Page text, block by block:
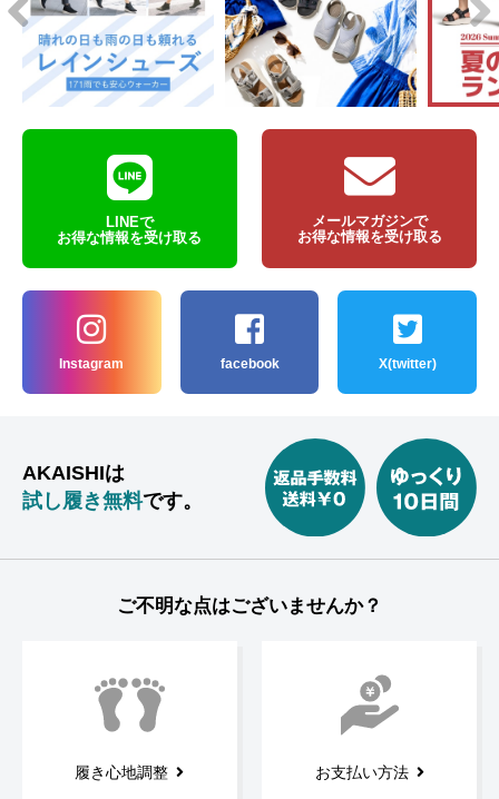
LINEで
お得な情報を受け取る
メールマガジンで
お得な情報を受け取る
Instagram facebook X(twitter)
AKAISHIは
試し履き無料です。
ご不明な点はございませんか？
履き心地調整 お支払い方法